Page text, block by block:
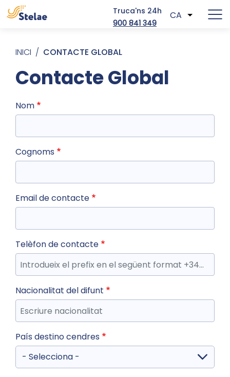
Truca'ns 24h
900 841 349
CA Llista les
Fil d'ariadna
INICI CONTACTE GLOBAL
Contacte Global
Nom
Cognoms
Email de contacte
Telèfon de contacte
Nacionalitat del difunt
País destino cendres